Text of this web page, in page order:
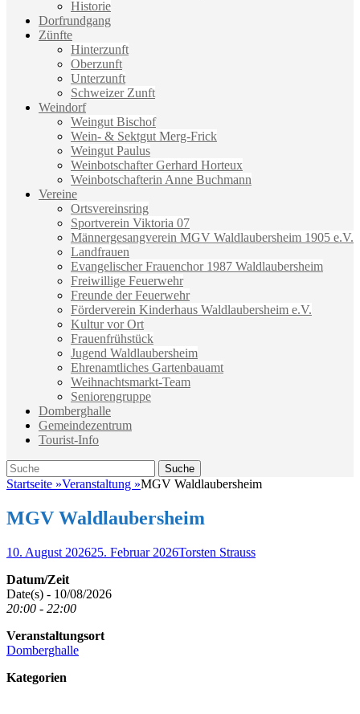
Historie
Dorfrundgang
Zünfte
Hinterzunft
Oberzunft
Unterzunft
Schweizer Zunft
Weindorf
Weingut Bischof
Wein- & Sektgut Merg-Frick
Weingut Paulus
Weinbotschafter Gerhard Horteux
Weinbotschafterin Anne Buchmann
Vereine
Ortsvereinsring
Sportverein Viktoria 07
Männergesangverein MGV Waldlaubersheim 1905 e.V.
Landfrauen
Evangelischer Frauenchor 1987 Waldlaubersheim
Freiwillige Feuerwehr
Freunde der Feuerwehr
Förderverein Kinderhaus Waldlaubersheim e.V.
Kultur vor Ort
Frauenfrühstück
Jugend Waldlaubersheim
Ehrenamtliches Gartenbauamt
Weihnachtsmarkt-Team
Seniorengruppe
Domberghalle
Gemeindezentrum
Tourist-Info
Suche
Suche
nach:
Startseite »Veranstaltung »MGV Waldlaubersheim
MGV Waldlaubersheim
Veröffentlicht
10. August 202625. Februar 2026Autor
Torsten Strauss
Datum/Zeit
Date(s) - 10/08/2026
20:00 - 22:00
Veranstaltungsort
Domberghalle
Kategorien